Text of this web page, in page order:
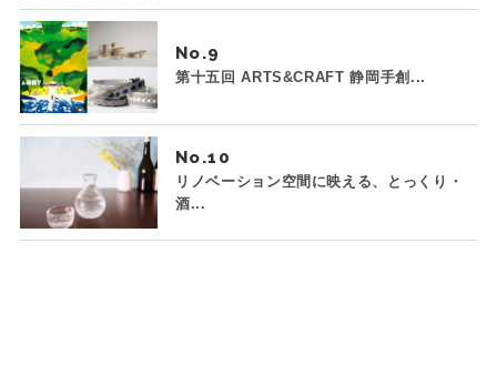
No.
第十五回 ARTS&CRAFT 静岡手創...
No.
リノベーション空間に映える、とっくり・
酒...